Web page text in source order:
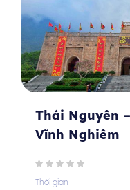
Thái Nguyên
Vĩnh Nghiêm
Thời gian